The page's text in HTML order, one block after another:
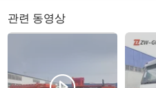
관련 동영상